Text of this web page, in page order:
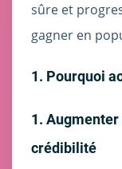
sûre et
gagner en
1. Pourquoi
1.
crédibilité